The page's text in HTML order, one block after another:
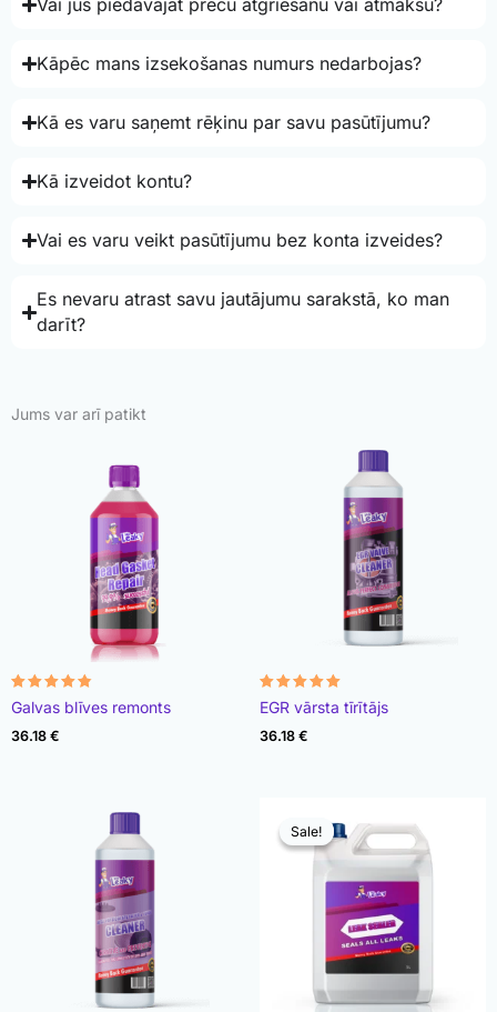
Vai jūs piedāvājat preču atgriešanu vai atmaksu?
Kāpēc mans izsekošanas numurs nedarbojas?
Kā es varu saņemt rēķinu par savu pasūtījumu?
Kā izveidot kontu?
Vai es varu veikt pasūtījumu bez konta izveides?
Es nevaru atrast savu jautājumu sarakstā, ko man
darīt?
Jums var arī patikt
Rated
4.78
out of 5
Galvas blīves remonts
36.18 €
Rated
4.93
out of 5
EGR vārsta tīrītājs
36.18 €
Sale!
Sale!